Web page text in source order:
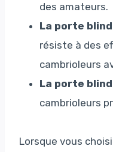
des amateurs.
La porte
résiste à des
cambrioleurs
La porte
cambrioleurs
Lorsque vous